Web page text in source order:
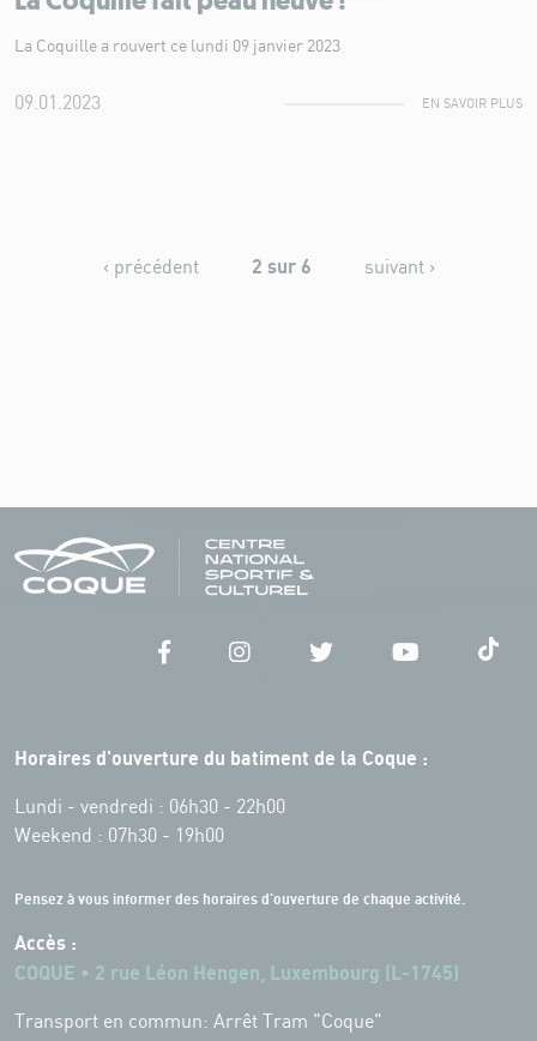
La Coquille a rouvert ce lundi 09 janvier 2023
09.01.2023 EN SAVOIR PLUS
‹ précédent 2 sur 6 suivant ›
Horaires d'ouverture du batiment de la Coque :
Lundi - vendredi : 06h30 - 22h00
Weekend : 07h30 - 19h00
Pensez à vous informer des horaires d'ouverture de chaque activité.
Accès :
COQUE • 2 rue Léon Hengen, Luxembourg (L-1745)
Transport en commun: Arrêt Tram "Coque"